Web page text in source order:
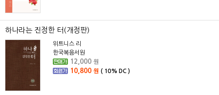
하나라는 진정한 터(개정판)
위트니스 리
한국복음서원
12,000 원
10,800 원 ( 10% DC )